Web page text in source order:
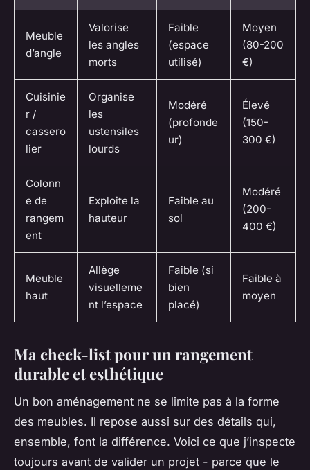
Meuble
d’angle
Valorise
les angles
morts
Faible
(espace
utilisé)
Moyen
(80-200
€)
Cuisinie
r /
cassero
lier
Organise
les
ustensiles
lourds
Modéré
(profonde
ur)
Élevé
(150-
300 €)
Colonn
e de
rangem
ent
Exploite la
hauteur
Faible au
sol
Modéré
(200-
400 €)
Meuble
haut
Allège
visuelleme
nt l’espace
Faible (si
bien
placé)
Faible à
moyen
Ma check-list pour un rangement
durable et esthétique
Un bon aménagement ne se limite pas à la forme
des meubles. Il repose aussi sur des détails qui,
ensemble, font la différence. Voici ce que j’inspecte
toujours avant de valider un projet - parce que le